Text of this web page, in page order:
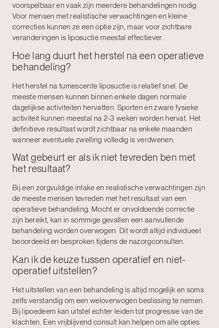
voorspelbaar en vaak zijn meerdere behandelingen nodig.
Voor mensen met realistische verwachtingen en kleine
correcties kunnen ze een optie zijn, maar voor zichtbare
veranderingen is liposuctie meestal effectiever.
Hoe lang duurt het herstel na een operatieve
behandeling?
Het herstel na tumescente liposuctie is relatief snel. De
meeste mensen kunnen binnen enkele dagen normale
dagelijkse activiteiten hervatten. Sporten en zware fysieke
activiteit kunnen meestal na 2-3 weken worden hervat. Het
definitieve resultaat wordt zichtbaar na enkele maanden
wanneer eventuele zwelling volledig is verdwenen.
Wat gebeurt er als ik niet tevreden ben met
het resultaat?
Bij een zorgvuldige intake en realistische verwachtingen zijn
de meeste mensen tevreden met het resultaat van een
operatieve behandeling. Mocht er onvoldoende correctie
zijn bereikt, kan in sommige gevallen een aanvullende
behandeling worden overwogen. Dit wordt altijd individueel
beoordeeld en besproken tijdens de nazorgconsulten.
Kan ik de keuze tussen operatief en niet-
operatief uitstellen?
Het uitstellen van een behandeling is altijd mogelijk en soms
zelfs verstandig om een weloverwogen beslissing te nemen.
Bij lipoedeem kan uitstel echter leiden tot progressie van de
klachten. Een vrijblijvend consult kan helpen om alle opties